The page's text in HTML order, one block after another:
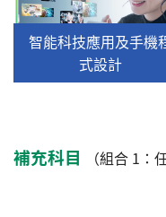
智能科技應用及手機
式設計
補充科目 （組合 1：